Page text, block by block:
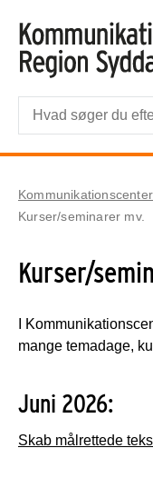
Kurser/seminarer mv.
Kurser/
I
mange temadage,
Juni 2026:
Skab målrettede